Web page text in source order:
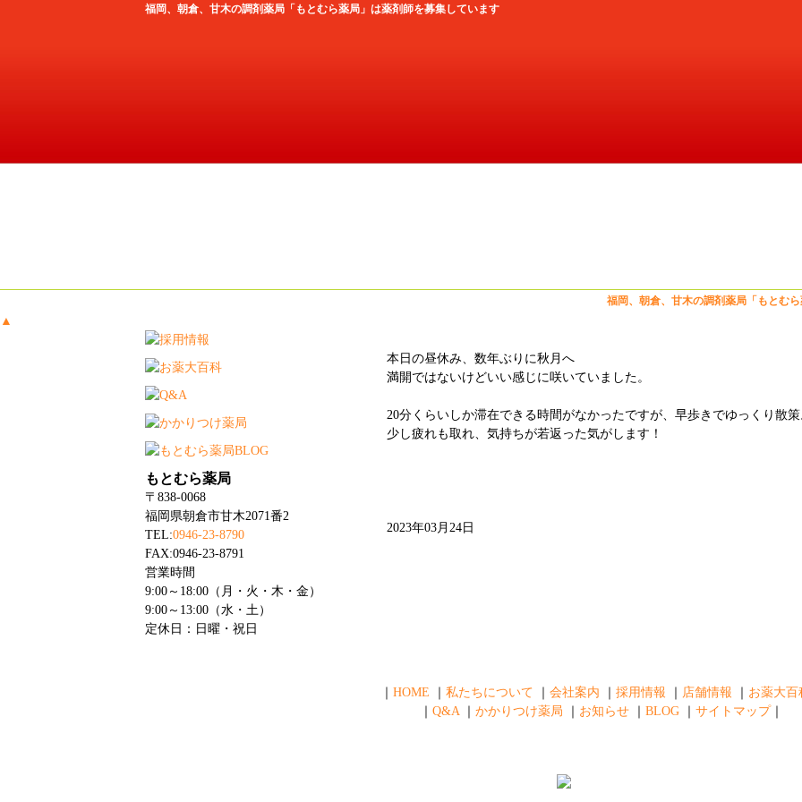
福岡、朝倉、甘木の調剤薬局「もとむら薬局」は薬剤師を募集しています
福岡、朝倉、甘木の調剤薬局「もとむら
▲
本日の昼休み、数年ぶりに秋月へ
満開ではないけどいい感じに咲いていました。
20分くらいしか滞在できる時間がなかったですが、早歩きでゆっくり散策
少し疲れも取れ、気持ちが若返った気がします！
2023年03月24日
もとむら薬局
〒838-0068
福岡県朝倉市甘木2071番2
TEL:0946-23-8790
FAX:0946-23-8791
営業時間
9:00～18:00（月・火・木・金）
9:00～13:00（水・土）
定休日：日曜・祝日
HOME 私たちについて 会社案内 採用情報 店舗情報 お薬大百
Q&A｜ かかりつけ薬局 お知らせ BLOG サイトマップ